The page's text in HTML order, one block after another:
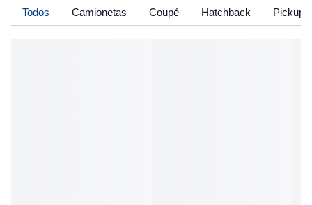
Todos Camionetas Coupé Hatchback Pickup